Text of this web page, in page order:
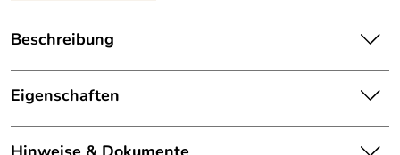
Beschreibung
cilio Untersetzer LANA Schaf grau. Kuschlig warmer
Begleiter zu Tisch und auf der Arbeitsplatte. Ideal
dekoratives Tischelement und als Untersetzer für
Eigenschaften